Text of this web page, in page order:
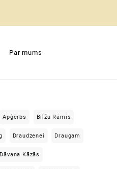
Par mums
Apģērbs Bilžu Rāmis
Draudzenei Draugam
Dāvana Kāzās